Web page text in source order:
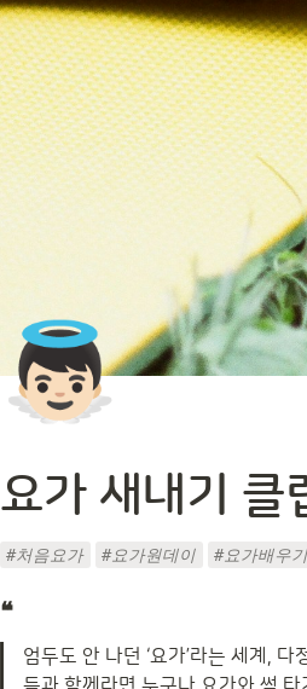
👼🏻
요가 새내기 클
#처음요가 #요가원데이 #요가배우기
❝
엄두도 안 나던 ‘요가’라는 세계,